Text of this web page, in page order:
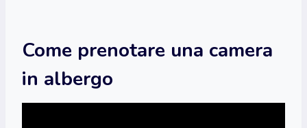
Come prenotare una camera
in albergo